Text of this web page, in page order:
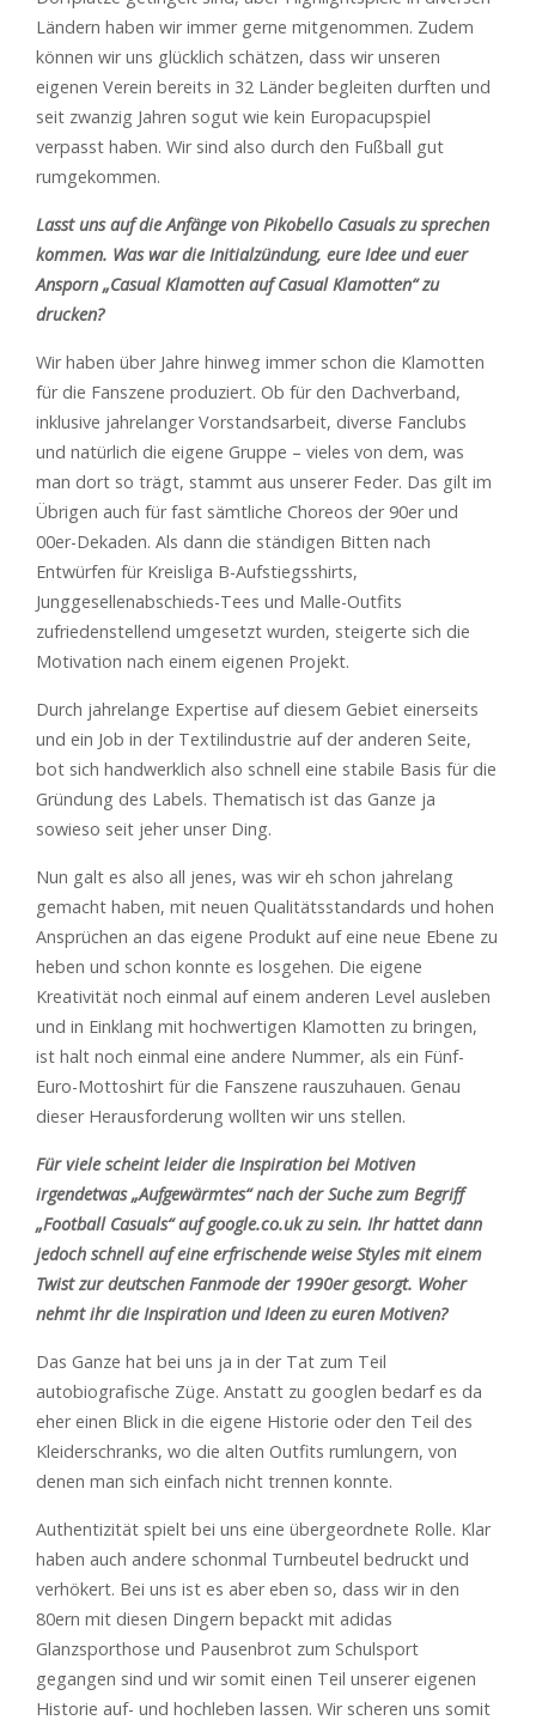
Ländern haben wir immer gerne mitgenommen. Zudem
können wir uns glücklich schätzen, dass wir unseren
eigenen Verein bereits in 32 Länder begleiten durften und
seit zwanzig Jahren sogut wie kein Europacupspiel
verpasst haben. Wir sind also durch den Fußball gut
rumgekommen.
Lasst uns auf die Anfänge von Pikobello Casuals zu sprechen
kommen. Was war die Initialzündung, eure Idee und euer
Ansporn „Casual Klamotten auf Casual Klamotten“ zu
drucken?
Wir haben über Jahre hinweg immer schon die Klamotten
für die Fanszene produziert. Ob für den Dachverband,
inklusive jahrelanger Vorstandsarbeit, diverse Fanclubs
und natürlich die eigene Gruppe – vieles von dem, was
man dort so trägt, stammt aus unserer Feder. Das gilt im
Übrigen auch für fast sämtliche Choreos der 90er und
00er-Dekaden. Als dann die ständigen Bitten nach
Entwürfen für Kreisliga B-Aufstiegsshirts,
Junggesellenabschieds-Tees und Malle-Outfits
zufriedenstellend umgesetzt wurden, steigerte sich die
Motivation nach einem eigenen Projekt.
Durch jahrelange Expertise auf diesem Gebiet einerseits
und ein Job in der Textilindustrie auf der anderen Seite,
bot sich handwerklich also schnell eine stabile Basis für die
Gründung des Labels. Thematisch ist das Ganze ja
sowieso seit jeher unser Ding.
Nun galt es also all jenes, was wir eh schon jahrelang
gemacht haben, mit neuen Qualitätsstandards und hohen
Ansprüchen an das eigene Produkt auf eine neue Ebene zu
heben und schon konnte es losgehen. Die eigene
Kreativität noch einmal auf einem anderen Level ausleben
und in Einklang mit hochwertigen Klamotten zu bringen,
ist halt noch einmal eine andere Nummer, als ein Fünf-
Euro-Mottoshirt für die Fanszene rauszuhauen. Genau
dieser Herausforderung wollten wir uns stellen.
Für viele scheint leider die Inspiration bei Motiven
irgendetwas „Aufgewärmtes“ nach der Suche zum Begriff
„Football Casuals“ auf google.co.uk zu sein. Ihr hattet dann
jedoch schnell auf eine erfrischende weise Styles mit einem
Twist zur deutschen Fanmode der 1990er gesorgt. Woher
nehmt ihr die Inspiration und Ideen zu euren Motiven?
Das Ganze hat bei uns ja in der Tat zum Teil
autobiografische Züge. Anstatt zu googlen bedarf es da
eher einen Blick in die eigene Historie oder den Teil des
Kleiderschranks, wo die alten Outfits rumlungern, von
denen man sich einfach nicht trennen konnte.
Authentizität spielt bei uns eine übergeordnete Rolle. Klar
haben auch andere schonmal Turnbeutel bedruckt und
verhökert. Bei uns ist es aber eben so, dass wir in den
80ern mit diesen Dingern bepackt mit adidas
Glanzsporthose und Pausenbrot zum Schulsport
gegangen sind und wir somit einen Teil unserer eigenen
Historie auf- und hochleben lassen. Wir scheren uns somit